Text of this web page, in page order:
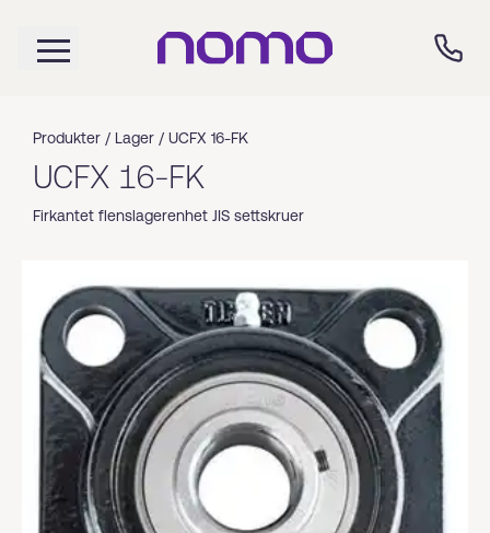
Produkter / Lager / UCFX 16-FK
UCFX 16-FK
Firkantet flenslagerenhet JIS settskruer